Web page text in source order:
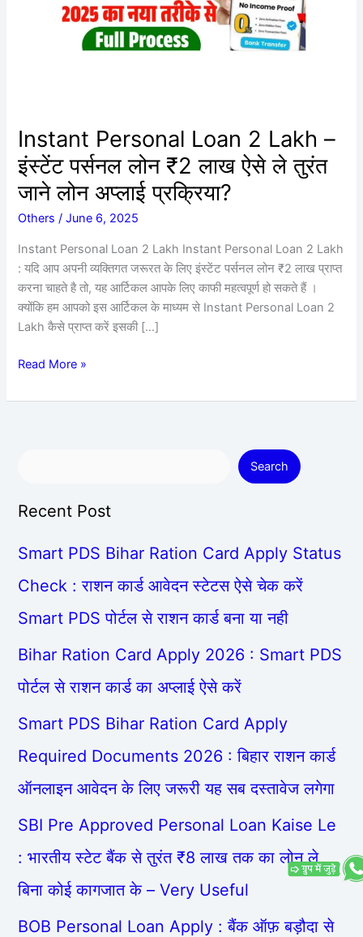
Instant Personal Loan 2 Lakh –
इंस्टेंट पर्सनल लोन ₹2 लाख ऐसे ले तुरंत
जाने लोन अप्लाई प्रक्रिया?
Others /June 6, 2025
Instant Personal Loan 2 Lakh Instant Personal Loan 2 Lakh
: यदि आप अपनी व्यक्तिगत जरूरत के लिए इंस्टेंट पर्सनल लोन ₹2 लाख प्राप्त
करना चाहते है तो, यह आर्टिकल आपके लिए काफी महत्वपूर्ण हो सकते हैं ।
क्योंकि हम आपको इस आर्टिकल के माध्यम से Instant Personal Loan 2
Lakh कैसे प्राप्त करें इसकी […]
तुरंत
जाने
लोन
अप्लाई
प्रक्रिया?
Read More »
Search
Recent Post
Smart PDS Bihar Ration Card Apply Status
Check : राशन कार्ड आवेदन स्टेटस ऐसे चेक करें
Smart PDS पोर्टल से राशन कार्ड बना या नही
Bihar Ration Card Apply 2026 : Smart PDS
पोर्टल से राशन कार्ड का अप्लाई ऐसे करें
Smart PDS Bihar Ration Card Apply
Required Documents 2026 : बिहार राशन कार्ड
ऑनलाइन आवेदन के लिए जरूरी यह सब दस्तावेज लगेगा
SBI Pre Approved Personal Loan Kaise Le
: भारतीय स्टेट बैंक से तुरंत ₹8 लाख तक का लोन ले,
बिना कोई कागजात के – Very Useful
BOB Personal Loan Apply : बैंक ऑफ़ बड़ौदा से